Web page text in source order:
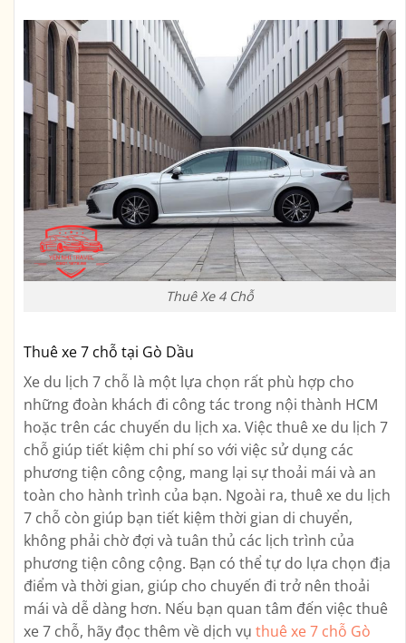
Thuê Xe 4 Chỗ
Thuê xe 7 chỗ tại Gò Dầu
Xe du lịch 7 chỗ là một lựa chọn rất phù hợp cho
những đoàn khách đi công tác trong nội thành HCM
hoặc trên các chuyến du lịch xa. Việc thuê xe du lịch 7
chỗ giúp tiết kiệm chi phí so với việc sử dụng các
phương tiện công cộng, mang lại sự thoải mái và an
toàn cho hành trình của bạn. Ngoài ra, thuê xe du lịch
7 chỗ còn giúp bạn tiết kiệm thời gian di chuyển,
không phải chờ đợi và tuân thủ các lịch trình của
phương tiện công cộng. Bạn có thể tự do lựa chọn địa
điểm và thời gian, giúp cho chuyến đi trở nên thoải
mái và dễ dàng hơn. Nếu bạn quan tâm đến việc thuê
xe 7 chỗ, hãy đọc thêm về dịch vụ thuê xe 7 chỗ Gò